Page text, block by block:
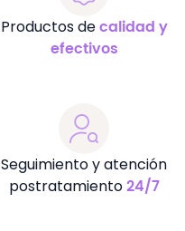
Productos de calidad y
efectivos
Seguimiento y atención
postratamiento 24/7